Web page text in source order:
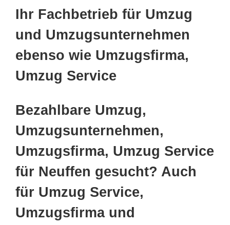
Ihr Fachbetrieb für Umzug
und Umzugsunternehmen
ebenso wie Umzugsfirma,
Umzug Service
Bezahlbare Umzug,
Umzugsunternehmen,
Umzugsfirma, Umzug Service
für Neuffen gesucht? Auch
für Umzug Service,
Umzugsfirma und